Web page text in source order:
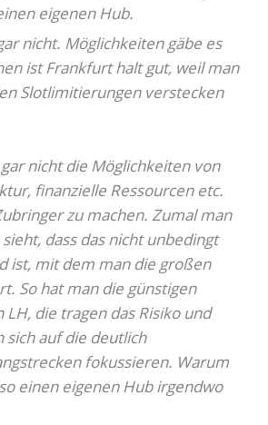
eigenen Hub.
nicht. Möglichkeiten gäbe es
ist Frankfurt halt gut, weil man
Slotlimitierungen verstecken
nicht die Möglichkeiten von
finanzielle Ressourcen etc.
zu machen. Zumal man
dass das nicht unbedingt
ist, mit dem man die großen
So hat man die günstigen
LH, die tragen das Risiko und
sich auf die deutlich
fokussieren. Warum
einen eigenen Hub irgendwo